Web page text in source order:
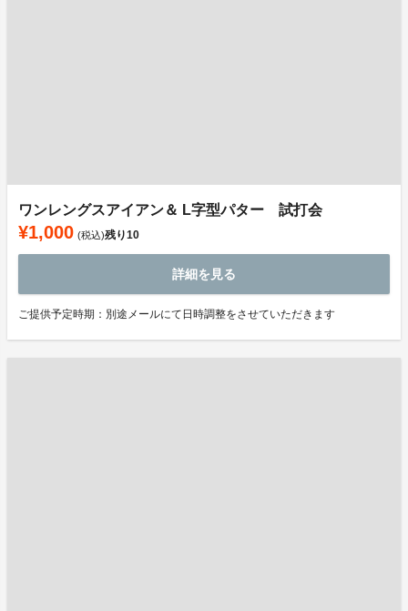
ワンレングスアイアン＆ L字型パター 試打会
¥1,000 (税込)残り10
詳細を見る
ご提供予定時期：別途メールにて日時調整をさせていただきます